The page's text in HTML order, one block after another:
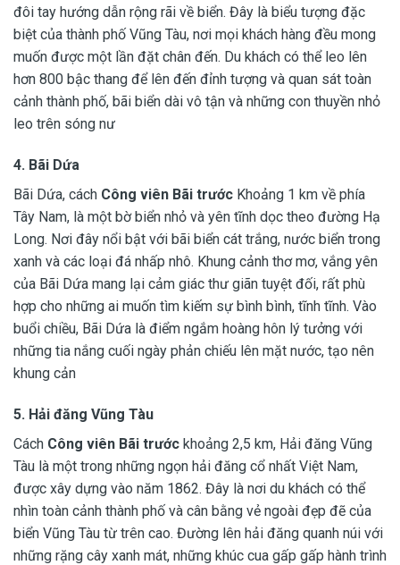
đôi tay hướng dẫn rộng rãi về biển. Đây là biểu tượng đặc
biệt của thành phố Vũng Tàu, nơi mọi khách hàng đều mong
muốn được một lần đặt chân đến. Du khách có thể leo lên
hơn 800 bậc thang để lên đến đỉnh tượng và quan sát toàn
cảnh thành phố, bãi biển dài vô tận và những con thuyền nhỏ
leo trên sóng nư
4. Bãi Dứa
Bãi Dứa, cách Công viên Bãi trước Khoảng 1 km về phía
Tây Nam, là một bờ biển nhỏ và yên tĩnh dọc theo đường Hạ
Long. Nơi đây nổi bật với bãi biển cát trắng, nước biển trong
xanh và các loại đá nhấp nhô. Khung cảnh thơ mơ, vắng yên
của Bãi Dứa mang lại cảm giác thư giãn tuyệt đối, rất phù
hợp cho những ai muốn tìm kiếm sự bình bình, tĩnh tĩnh. Vào
buổi chiều, Bãi Dứa là điểm ngắm hoàng hôn lý tưởng với
những tia nắng cuối ngày phản chiếu lên mặt nước, tạo nên
khung cản
5. Hải đăng Vũng Tàu
Cách Công viên Bãi trước khoảng 2,5 km, Hải đăng Vũng
Tàu là một trong những ngọn hải đăng cổ nhất Việt Nam,
được xây dựng vào năm 1862. Đây là nơi du khách có thể
nhìn toàn cảnh thành phố và cân bằng vẻ ngoài đẹp đẽ của
biển Vũng Tàu từ trên cao. Đường lên hải đăng quanh núi với
những rặng cây xanh mát, những khúc cua gấp gấp hành trình